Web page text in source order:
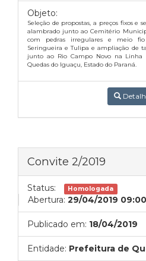
Objeto:
Seleção de propostas, a preços fixos e
alambrado junto ao Cemitério
com pedras irregulares e meio
Seringueira e Tulipa e ampliação de
junto ao Rio Campo Novo na
Quedas do Iguaçu, Estado do Paraná.
Convite 2/2019
Status: Homologada
Abertura: 29/04/2019 09:00
Publicado em: 18/04/2019
Entidade: Prefeitura de